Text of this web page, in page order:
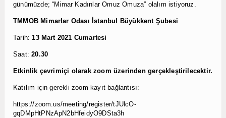
günümüzde; “Mimar Kadınlar Omuz Omuza” olalım istiyoruz.
TMMOB Mimarlar Odası İstanbul Büyükkent Şubesi
Tarih:13 Mart 2021 Cumartesi
Saat:20.30
Etkinlik çevrimiçi olarak zoom üzerinden gerçekleştirilecektir.
Katılım için gerekli zoom kayıt bağlantısı:
https://zoom.us/meeting/register/tJUlcO-
gqDMpHtPNzApN2bHfeidyO9DSta3h